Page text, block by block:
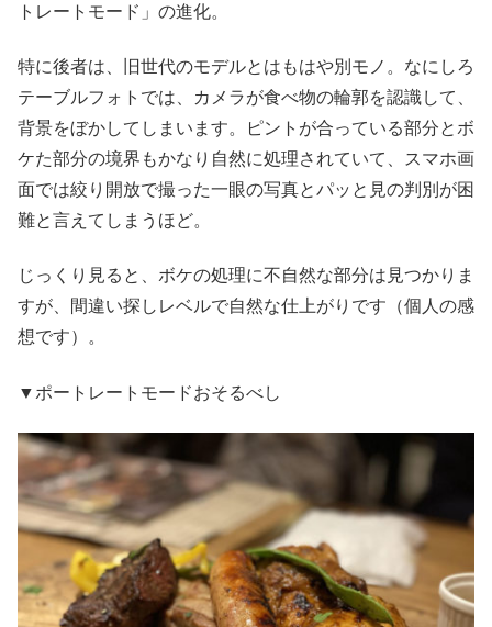
トレートモード」の進化。
特に後者は、旧世代のモデルとはもはや別モノ。なにしろ
テーブルフォトでは、カメラが食べ物の輪郭を認識して、
背景をぼかしてしまいます。ピントが合っている部分とボ
ケた部分の境界もかなり自然に処理されていて、スマホ画
面では絞り開放で撮った一眼の写真とパッと見の判別が困
難と言えてしまうほど。
じっくり見ると、ボケの処理に不自然な部分は見つかりま
すが、間違い探しレベルで自然な仕上がりです（個人の感
想です）。
▼ポートレートモードおそるべし